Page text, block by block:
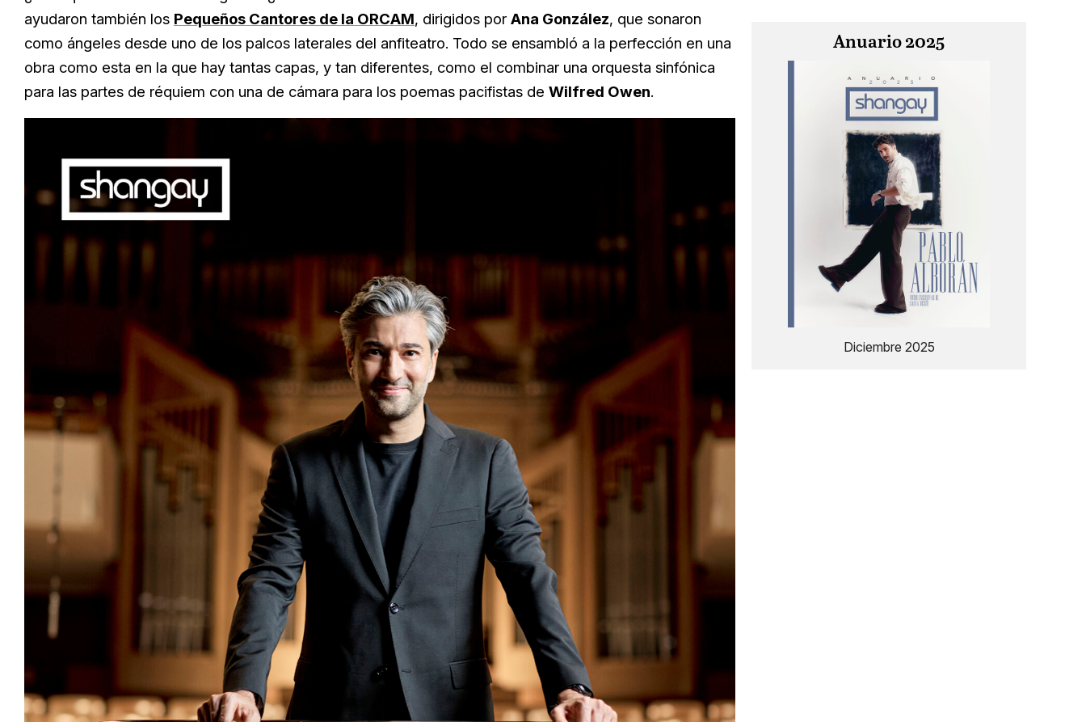
ayudaron también los Pequeños Cantores de la ORCAM, dirigidos por Ana González, que sonaron
como ángeles desde uno de los palcos laterales del anfiteatro. Todo se ensambló a la perfección en una
obra como esta en la que hay tantas capas, y tan diferentes, como el combinar una orquesta sinfónica
para las partes de réquiem con una de cámara para los poemas pacifistas de Wilfred Owen.
Anuario 2025
Diciembre 2025